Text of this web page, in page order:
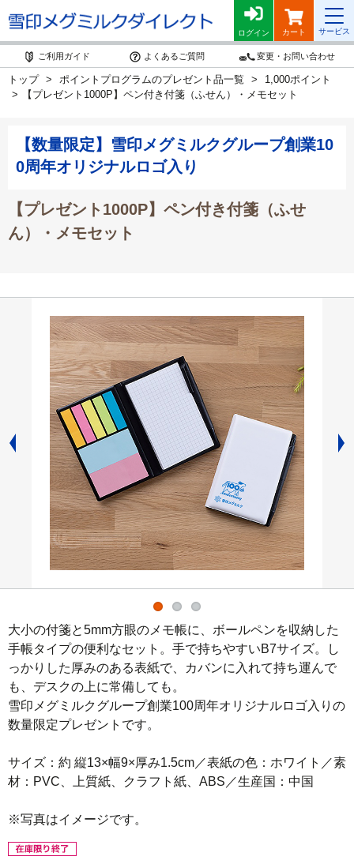
ログイン カート サービス
ご利用ガイド よくあるご質問 変更・お問い合わせ
トップ ポイントプログラムのプレゼント品一覧
1,000ポイント
【プレゼント1000P】ペン付き付箋（ふせん）・メモセット
【数量限定】雪印メグミルクグループ創業10
0周年オリジナルロゴ入り
【プレゼント1000P】ペン付き付箋（ふせ
ん）・メモセット
大小の付箋と5mm方眼のメモ帳に、ボールペンを収納した
手帳タイプの便利なセット。手で持ちやすいB7サイズ。し
っかりした厚みのある表紙で、カバンに入れて持ち運んで
も、デスクの上に常備しても。
雪印メグミルクグループ創業100周年オリジナルロゴ入りの
数量限定プレゼントです。
サイズ：約 縦13×幅9×厚み1.5cm／表紙の色：ホワイト／素
材：PVC、上質紙、クラフト紙、ABS／生産国：中国